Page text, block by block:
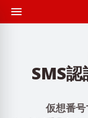
SMS
仮想番